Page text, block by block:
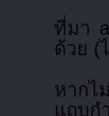
ที่มา
ด้วย (
หากไ
แถบก